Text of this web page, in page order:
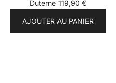
Duterne 119,90 €
AJOUTER AU PANIER